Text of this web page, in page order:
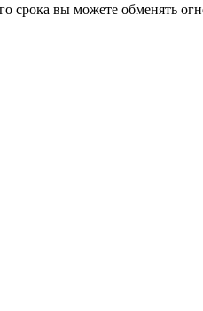
срока вы можете обменять